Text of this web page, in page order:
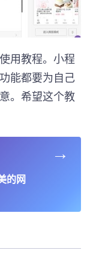
用教程。小程
能都要为自己
。希望这个教
的网
→